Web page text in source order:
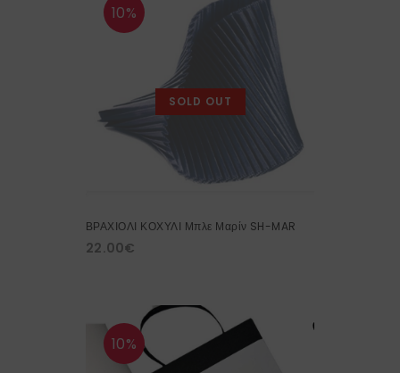
10%
SOLD OUT
ΒΡΑΧΙΟΛΙ ΚΟΧΥΛΙ Μπλε Μαρίν SH-MAR
22.00€
10%